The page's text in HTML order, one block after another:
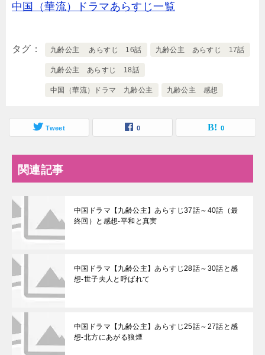
中国（華流）ドラマあらすじ一覧
タグ 九齢公主 あらすじ 16話 九齢公主 あらすじ 17話
九齢公主 あらすじ 18話
中国（華流）ドラマ 九齢公主 九齢公主 感想
Tweet 0 0
関連記事
中国ドラマ【九齢公主】あらすじ37話～40話（最
終回）と感想-平和と真実
中国ドラマ【九齢公主】あらすじ28話～30話と感
想-世子夫人と呼ばれて
中国ドラマ【九齢公主】あらすじ25話～27話と感
想-北方にあがる狼煙